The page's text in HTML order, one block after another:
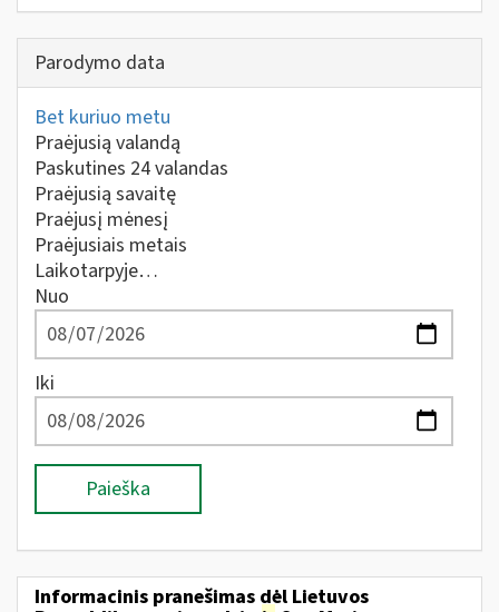
Parodymo data
Bet kuriuo metu
Praėjusią valandą
Paskutines 24 valandas
Praėjusią savaitę
Praėjusį mėnesį
Praėjusiais metais
Laikotarpyje…
Nuo
Iki
Paieška
Informacinis pranešimas dėl Lietuvos